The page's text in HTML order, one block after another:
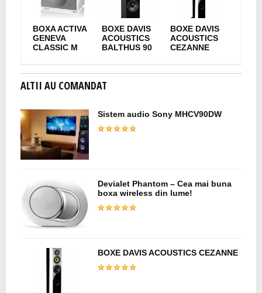
BOXA ACTIVA
GENEVA
CLASSIC M
BOXE DAVIS
ACOUSTICS
BALTHUS 90
BOXE DAVIS
ACOUSTICS
CEZANNE
ALTII AU COMANDAT
Sistem audio Sony MHCV90DW
Devialet Phantom – Cea mai buna
boxa wireless din lume!
BOXE DAVIS ACOUSTICS CEZANNE